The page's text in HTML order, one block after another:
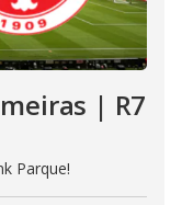
| R7
Parque!